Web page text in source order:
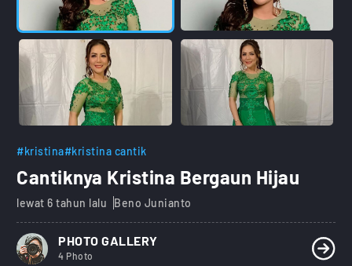
#kristina#kristina cantik
Cantiknya Kristina Bergaun Hijau
lewat 6 tahun lalu Beno Junianto
PHOTO GALLERY
4 Photo